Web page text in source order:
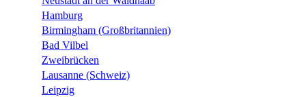
Hamburg
Birmingham (Großbritannien)
Bad Vilbel
Zweibrücken
Lausanne (Schweiz)
Leipzig